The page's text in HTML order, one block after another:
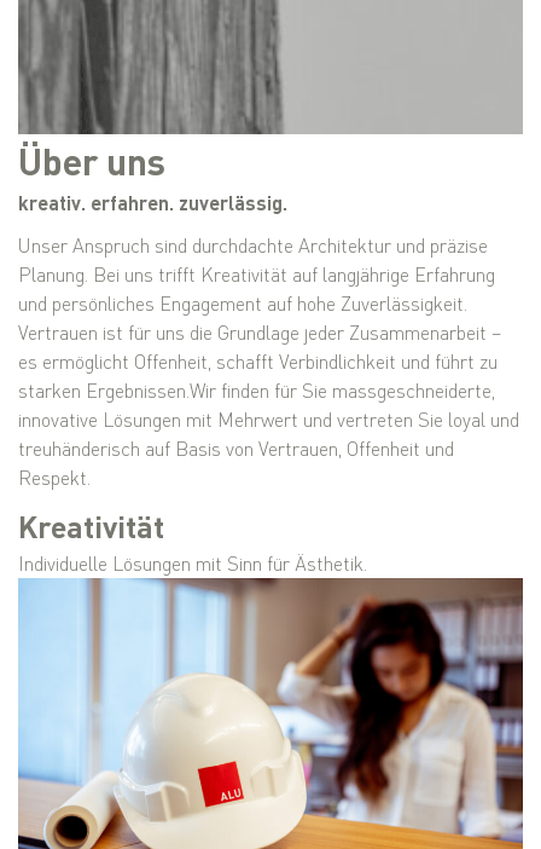
Über uns
kreativ. erfahren. zuverlässig.
Unser Anspruch sind durchdachte Architektur und präzise
Planung. Bei uns trifft Kreativität auf langjährige Erfahrung
und persönliches Engagement auf hohe Zuverlässigkeit.
Vertrauen ist für uns die Grundlage jeder Zusammenarbeit –
es ermöglicht Offenheit, schafft Verbindlichkeit und führt zu
starken Ergebnissen.Wir finden für Sie massgeschneiderte,
innovative Lösungen mit Mehrwert und vertreten Sie loyal und
treuhänderisch auf Basis von Vertrauen, Offenheit und
Respekt.
Kreativität
Individuelle Lösungen mit Sinn für Ästhetik.